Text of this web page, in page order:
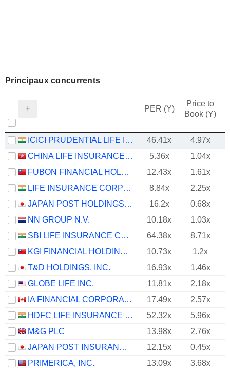
Principaux concurrents
PER (Y)
Price to
Book (Y)
ICICI PRUDENTIAL LIFE INSURANCE COMPANY LIMITED 46.41x 4.97x
CHINA LIFE INSURANCE COMPANY LIMITED
5.36x
1.04x
FUBON FINANCIAL HOLDING CO., LTD.
12.43x
1.61x
LIFE INSURANCE CORPORATION OF INDIA
8.84x
2.25x
JAPAN POST HOLDINGS CO., LTD.
16.2x
0.68x
NN GROUP N.V.
10.18x
1.03x
SBI LIFE INSURANCE COMPANY LIMITED
64.38x
8.71x
KGI FINANCIAL HOLDING CO., LTD.
10.73x
1.2x
T&D HOLDINGS, INC.
16.93x
1.46x
GLOBE LIFE INC.
11.81x
2.18x
IA FINANCIAL CORPORATION INC.
17.49x
2.57x
HDFC LIFE INSURANCE COMPANY LIMITED
52.32x
5.96x
M&G PLC
13.98x
2.76x
JAPAN POST INSURANCE CO., LTD.
12.15x
0.45x
PRIMERICA, INC.
13.09x
3.68x